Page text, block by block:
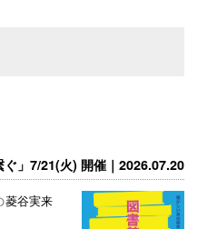
ぐ」7/21(火) 開催｜2026.07.20
菱谷実来